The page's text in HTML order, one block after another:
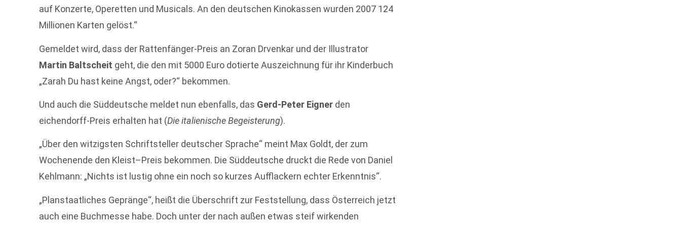
auf Konzerte, Operetten und Musicals. An den deutschen Kinokassen wurden 2007 124
Millionen Karten gelöst.“
Gemeldet wird, dass der Rattenfänger-Preis an Zoran Drvenkar und der Illustrator
Martin Baltscheit geht, die den mit 5000 Euro dotierte Auszeichnung für ihr Kinderbuch
„Zarah Du hast keine Angst, oder?“ bekommen.
Und auch die Süddeutsche meldet nun ebenfalls, das Gerd-Peter Eigner den
eichendorff-Preis erhalten hat (Die italienische Begeisterung).
„Über den witzigsten Schriftsteller deutscher Sprache“ meint Max Goldt, der zum
Wochenende den Kleist–Preis bekommen. Die Süddeutsche druckt die Rede von Daniel
Kehlmann: „Nichts ist lustig ohne ein noch so kurzes Aufflackern echter Erkenntnis“.
„Planstaatliches Gepränge“, heißt die Überschrift zur Feststellung, dass Österreich jetzt
auch eine Buchmesse habe. Doch unter der nach außen etwas steif wirkenden